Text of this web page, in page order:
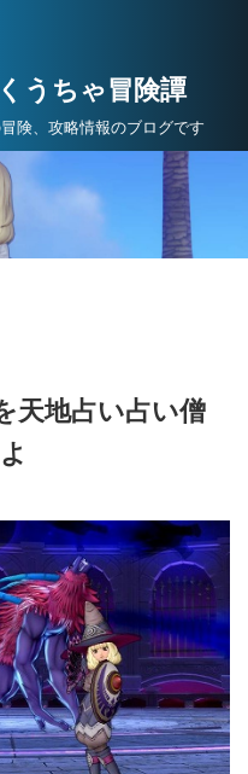
うちゃ冒険譚
険、攻略情報のブログです
天地占い占い僧